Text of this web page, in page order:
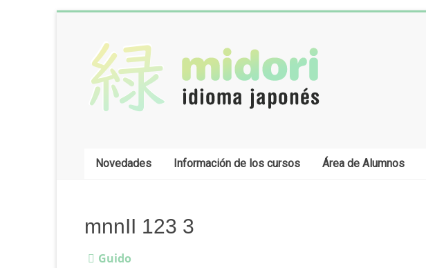
contenidoMidori:
Clases
de
japonés
idioma
online,
Novedades Información de los cursos Área de Alumnos
mnnII 123 3
Guido